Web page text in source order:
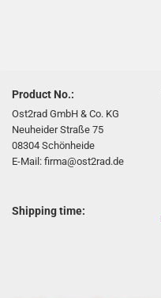
Product No.:
Ost2rad GmbH & Co. KG
Neuheider Straße 75
08304 Schönheide
E-Mail: firma@ost2rad.de
Shipping time: